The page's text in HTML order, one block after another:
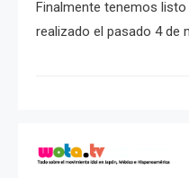
Finalmente tenemos
realizado el pasado 4 de